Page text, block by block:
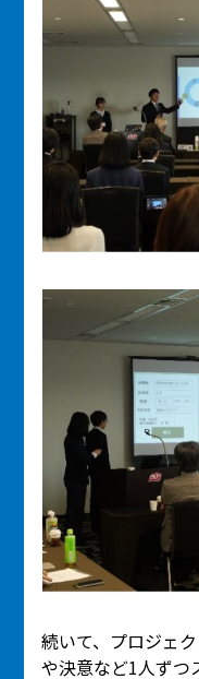
続いて、プロジェ
や決意など1人ずつ